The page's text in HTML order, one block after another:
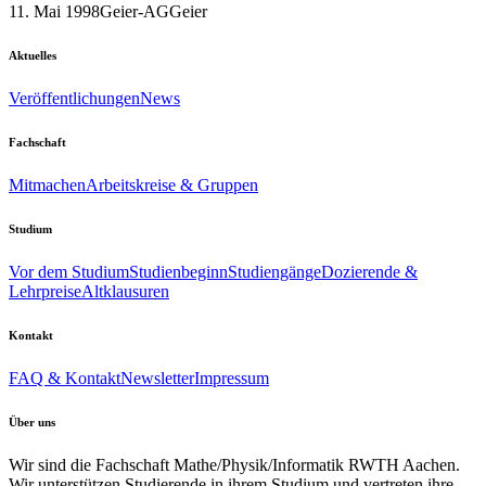
11. Mai 1998Geier-AGGeier
Aktuelles
VeröffentlichungenNews
Fachschaft
MitmachenArbeitskreise & Gruppen
Studium
Vor dem StudiumStudienbeginnStudiengängeDozierende &
LehrpreiseAltklausuren
Kontakt
FAQ & KontaktNewsletterImpressum
Über uns
Wir sind die Fachschaft Mathe/Physik/Informatik RWTH Aachen.